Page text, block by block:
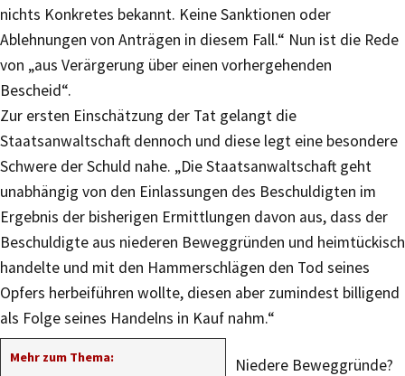
nichts Konkretes bekannt. Keine Sanktionen oder
Ablehnungen von Anträgen in diesem Fall.“ Nun ist die Rede
von „aus Verärgerung über einen vorhergehenden
Bescheid“.
Zur ersten Einschätzung der Tat gelangt die
Staatsanwaltschaft dennoch und diese legt eine besondere
Schwere der Schuld nahe. „Die Staatsanwaltschaft geht
unabhängig von den Einlassungen des Beschuldigten im
Ergebnis der bisherigen Ermittlungen davon aus, dass der
Beschuldigte aus niederen Beweggründen und heimtückisch
handelte und mit den Hammerschlägen den Tod seines
Opfers herbeiführen wollte, diesen aber zumindest billigend
als Folge seines Handelns in Kauf nahm.“
Mehr zum Thema:
Niedere Beweggründe?